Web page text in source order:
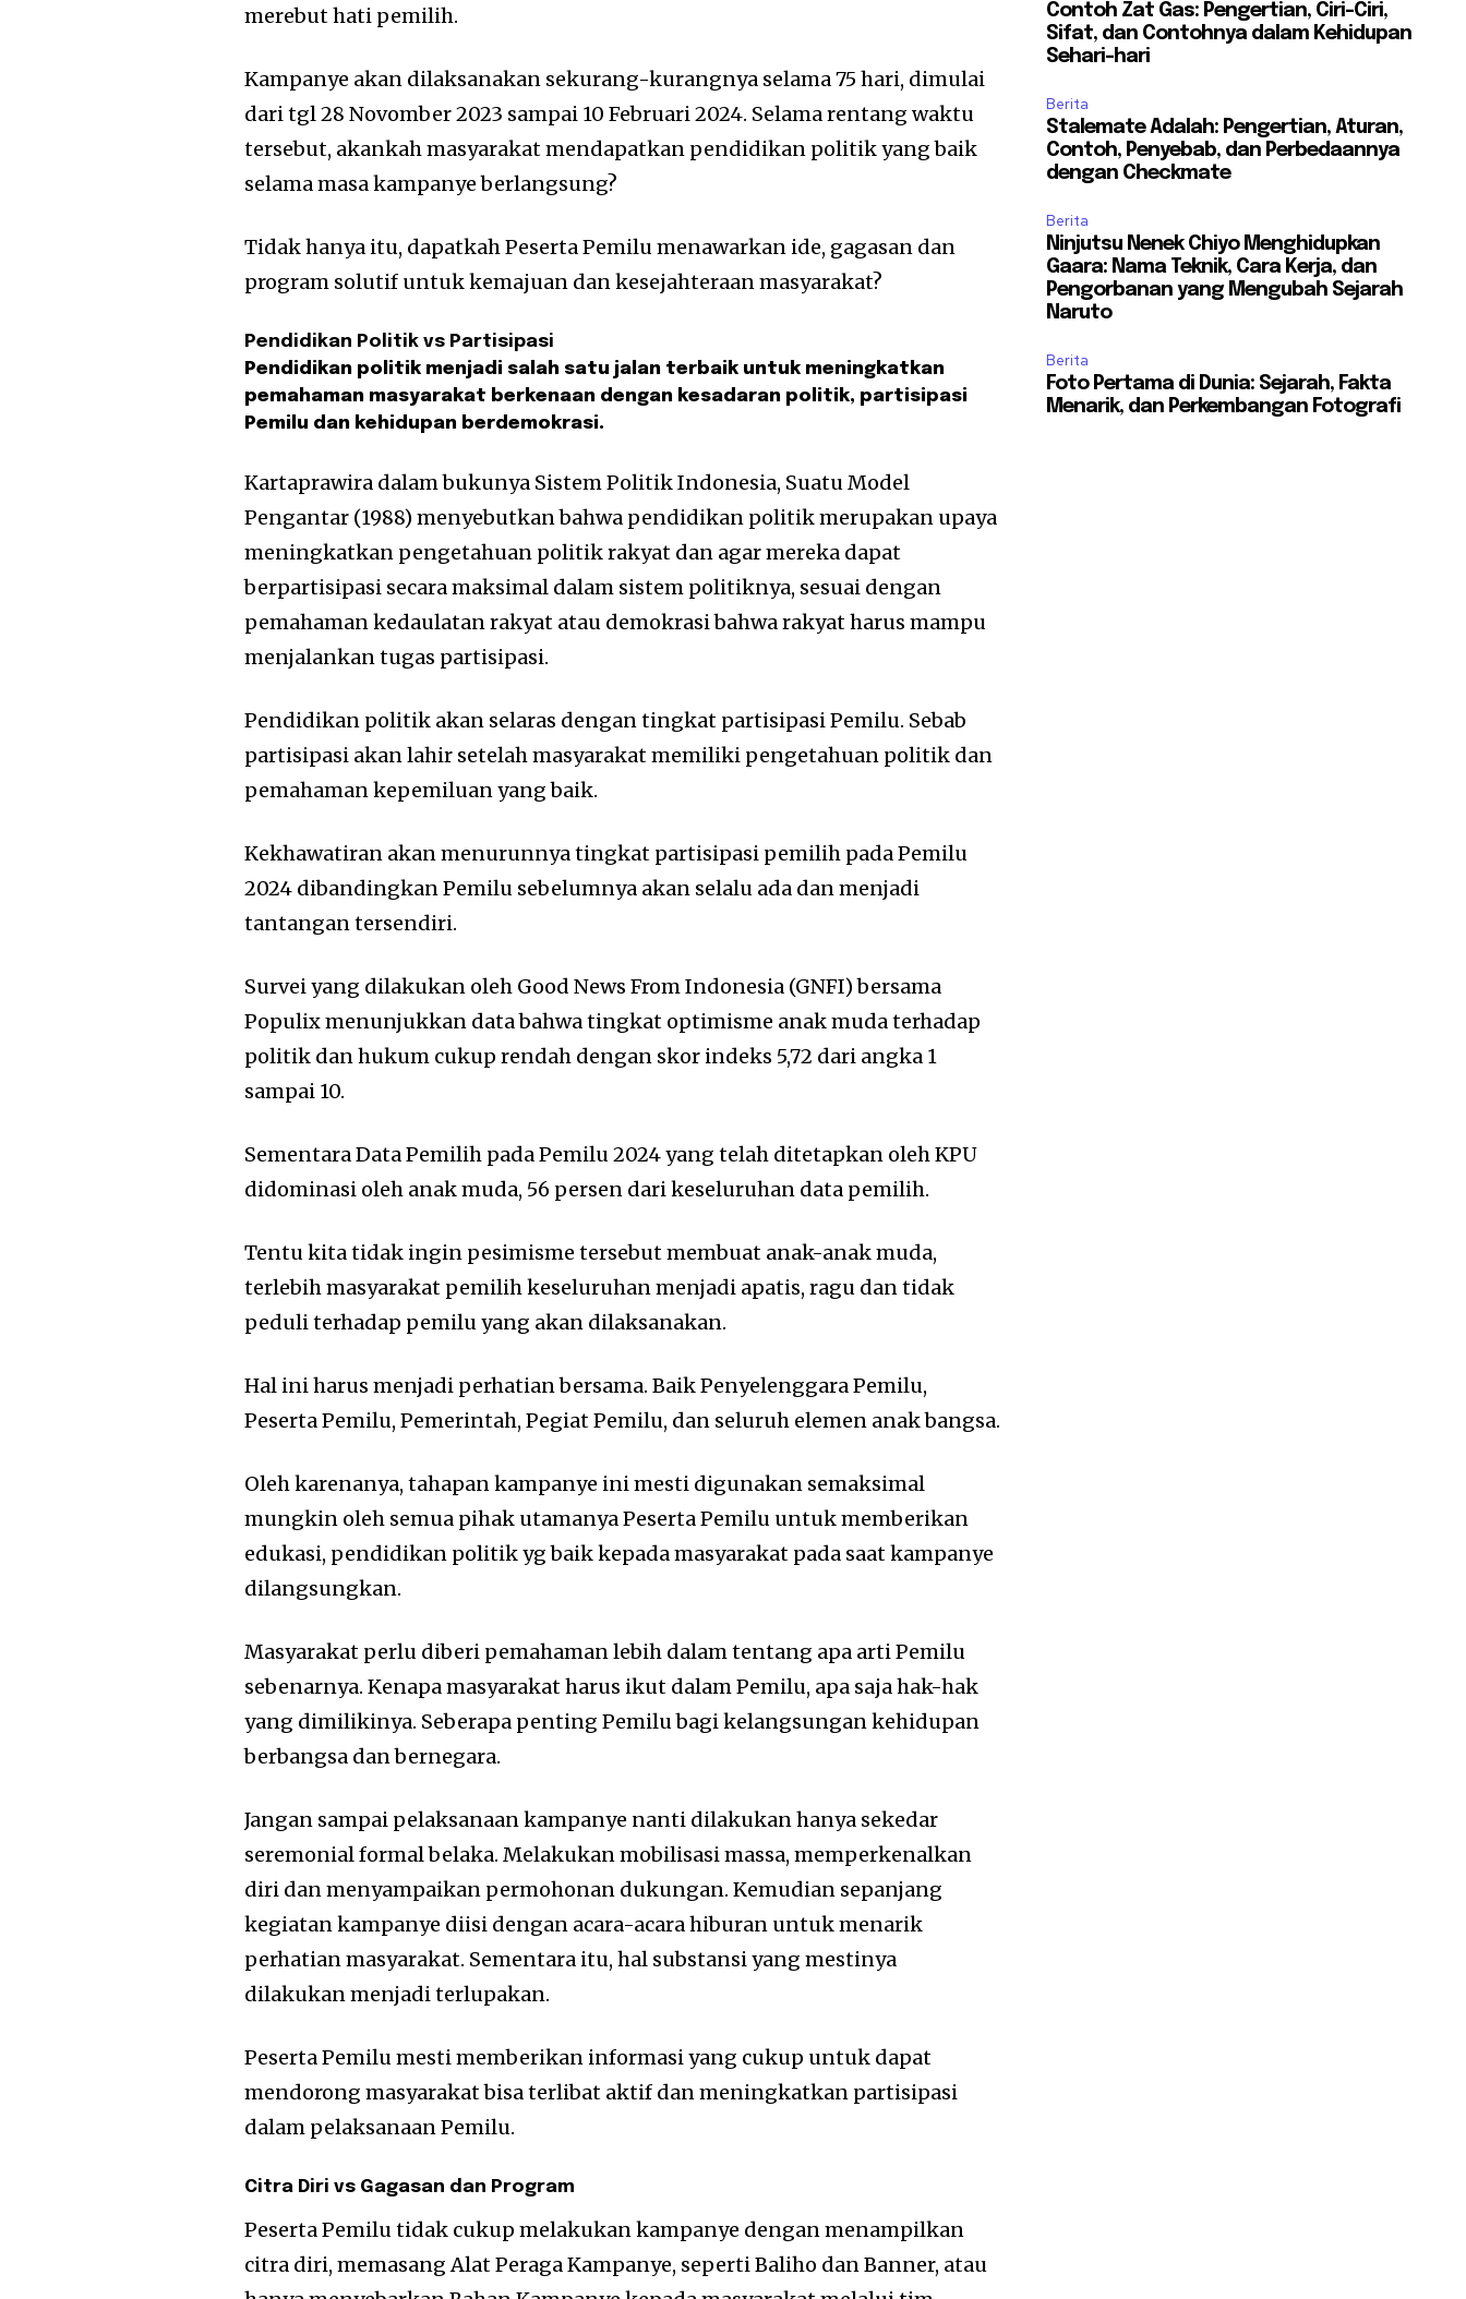
merebut hati pemilih.
Kampanye akan dilaksanakan sekurang-kurangnya selama 75 hari, dimulai
dari tgl 28 Novomber 2023 sampai 10 Februari 2024. Selama rentang waktu
tersebut, akankah masyarakat mendapatkan pendidikan politik yang baik
selama masa kampanye berlangsung?
Tidak hanya itu, dapatkah Peserta Pemilu menawarkan ide, gagasan dan
program solutif untuk kemajuan dan kesejahteraan masyarakat?
Pendidikan Politik vs Partisipasi
Pendidikan politik menjadi salah satu jalan terbaik untuk meningkatkan
pemahaman masyarakat berkenaan dengan kesadaran politik, partisipasi
Pemilu dan kehidupan berdemokrasi.
Kartaprawira dalam bukunya Sistem Politik Indonesia, Suatu Model
Pengantar (1988) menyebutkan bahwa pendidikan politik merupakan upaya
meningkatkan pengetahuan politik rakyat dan agar mereka dapat
berpartisipasi secara maksimal dalam sistem politiknya, sesuai dengan
pemahaman kedaulatan rakyat atau demokrasi bahwa rakyat harus mampu
menjalankan tugas partisipasi.
Pendidikan politik akan selaras dengan tingkat partisipasi Pemilu. Sebab
partisipasi akan lahir setelah masyarakat memiliki pengetahuan politik dan
pemahaman kepemiluan yang baik.
Kekhawatiran akan menurunnya tingkat partisipasi pemilih pada Pemilu
2024 dibandingkan Pemilu sebelumnya akan selalu ada dan menjadi
tantangan tersendiri.
Survei yang dilakukan oleh Good News From Indonesia (GNFI) bersama
Populix menunjukkan data bahwa tingkat optimisme anak muda terhadap
politik dan hukum cukup rendah dengan skor indeks 5,72 dari angka 1
sampai 10.
Sementara Data Pemilih pada Pemilu 2024 yang telah ditetapkan oleh KPU
didominasi oleh anak muda, 56 persen dari keseluruhan data pemilih.
Tentu kita tidak ingin pesimisme tersebut membuat anak-anak muda,
terlebih masyarakat pemilih keseluruhan menjadi apatis, ragu dan tidak
peduli terhadap pemilu yang akan dilaksanakan.
Hal ini harus menjadi perhatian bersama. Baik Penyelenggara Pemilu,
Peserta Pemilu, Pemerintah, Pegiat Pemilu, dan seluruh elemen anak bangsa.
Oleh karenanya, tahapan kampanye ini mesti digunakan semaksimal
mungkin oleh semua pihak utamanya Peserta Pemilu untuk memberikan
edukasi, pendidikan politik yg baik kepada masyarakat pada saat kampanye
dilangsungkan.
Masyarakat perlu diberi pemahaman lebih dalam tentang apa arti Pemilu
sebenarnya. Kenapa masyarakat harus ikut dalam Pemilu, apa saja hak-hak
yang dimilikinya. Seberapa penting Pemilu bagi kelangsungan kehidupan
berbangsa dan bernegara.
Jangan sampai pelaksanaan kampanye nanti dilakukan hanya sekedar
seremonial formal belaka. Melakukan mobilisasi massa, memperkenalkan
diri dan menyampaikan permohonan dukungan. Kemudian sepanjang
kegiatan kampanye diisi dengan acara-acara hiburan untuk menarik
perhatian masyarakat. Sementara itu, hal substansi yang mestinya
dilakukan menjadi terlupakan.
Peserta Pemilu mesti memberikan informasi yang cukup untuk dapat
mendorong masyarakat bisa terlibat aktif dan meningkatkan partisipasi
dalam pelaksanaan Pemilu.
Citra Diri vs Gagasan dan Program
Peserta Pemilu tidak cukup melakukan kampanye dengan menampilkan
citra diri, memasang Alat Peraga Kampanye, seperti Baliho dan Banner, atau
Contoh Zat Gas: Pengertian, Ciri-Ciri,
Sifat, dan Contohnya dalam Kehidupan
Sehari-hari
Berita
Stalemate Adalah: Pengertian, Aturan,
Contoh, Penyebab, dan Perbedaannya
dengan Checkmate
Berita
Ninjutsu Nenek Chiyo Menghidupkan
Gaara: Nama Teknik, Cara Kerja, dan
Pengorbanan yang Mengubah Sejarah
Naruto
Berita
Foto Pertama di Dunia: Sejarah, Fakta
Menarik, dan Perkembangan Fotografi